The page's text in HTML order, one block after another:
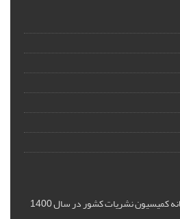
کمیسیون نشریات کشور در سال 1400